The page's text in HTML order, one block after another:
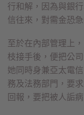
行和解，因為與銀
信往來，對需金恐
至於在內部管理上
枝接手後，便把公
她同時身兼亞太電
務及法務部門，要
回報，要把被人詬